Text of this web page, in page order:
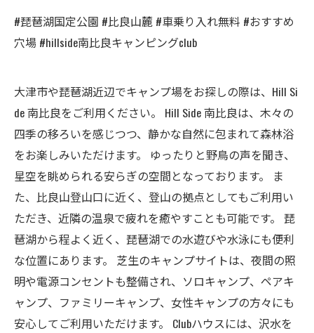
#琵琶湖国定公園 #比良山麓 #車乗り入れ無料 #おすすめ
穴場 #hillside南比良キャンピングclub
大津市や琵琶湖近辺でキャンプ場をお探しの際は、Hill Si
de 南比良をご利用ください。 Hill Side 南比良は、木々の
四季の移ろいを感じつつ、静かな自然に包まれて森林浴
をお楽しみいただけます。 ゆったりと野鳥の声を聞き、
星空を眺められる安らぎの空間となっております。 ま
た、比良山登山口に近く、登山の拠点としてもご利用い
ただき、近隣の温泉で疲れを癒やすことも可能です。 琵
琶湖から程よく近く、琵琶湖での水遊びや水泳にも便利
な位置にあります。 芝生のキャンプサイトは、夜間の照
明や電源コンセントも整備され、ソロキャンプ、ペアキ
ャンプ、ファミリーキャンプ、女性キャンプの方々にも
安心してご利用いただけます。 Clubハウスには、沢水を